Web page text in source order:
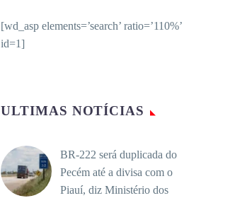
[wd_asp elements=’search’ ratio=’110%’
id=1]
ULTIMAS NOTÍCIAS
BR-222 será duplicada do
Pecém até a divisa com o
Piauí, diz Ministério dos